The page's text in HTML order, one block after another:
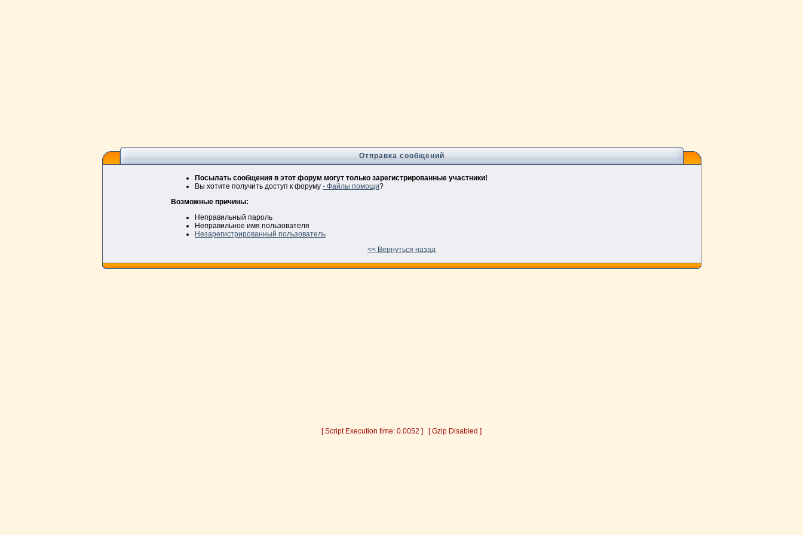
Отправка сообщений
Посылать сообщения в этот форум могут только зарегистрированные участники!
Вы хотите получить доступ к форуму - Файлы помощи?
Возможные причины:
Неправильный пароль
Неправильное имя пользователя
Незарегистрированный пользователь
<< Вернуться назад
[ Script Execution time: 0.0052 ] [ Gzip Disabled ]